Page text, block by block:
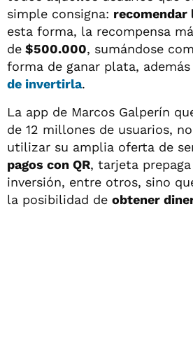
simple consigna: recomendar
esta forma, la recompensa
de $500.000, sumándose
forma de ganar plata,
de invertirla.
La app de Marcos Galperín
de 12 millones de usuarios,
utilizar su amplia oferta de
pagos con QR, tarjeta
inversión, entre otros, sino
la posibilidad de obtener